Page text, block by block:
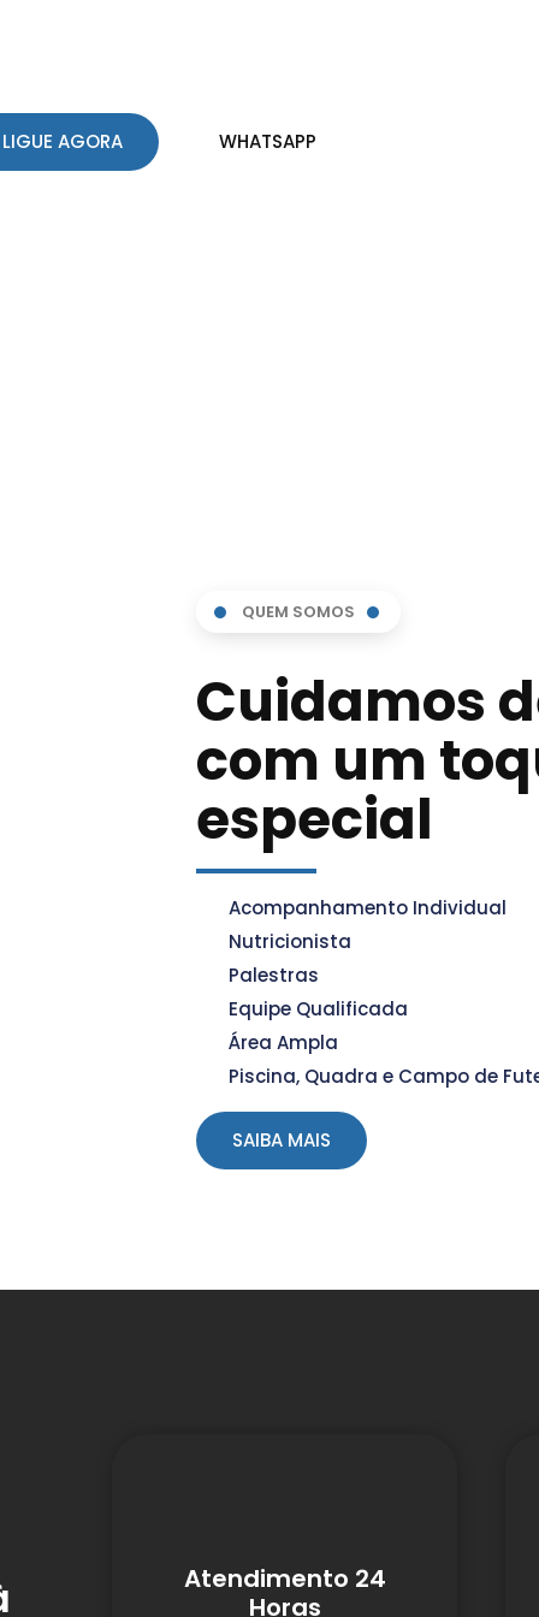
LIGUE AGORA WHATSAPP
QUEM SOMOS
Cuidamos
com um
especial
Acompanhamento Individual
Nutricionista
Palestras
Equipe Qualificada
Área Ampla
Piscina, Quadra e Campo de
SAIBA MAIS
Atendimento 24
Horas